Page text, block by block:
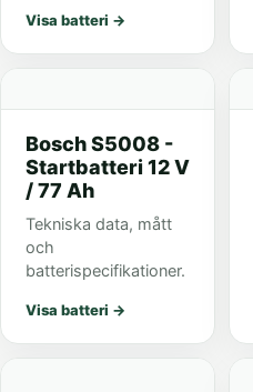
Visa batteri →
Bosch S5008 -
Startbatteri 12 V
/ 77 Ah
Tekniska data, mått
och
batterispecifikationer.
Visa batteri →